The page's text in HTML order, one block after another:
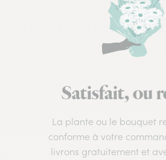
Satisfait, ou
La plante ou le bouquet
conforme à votre
livrons gratuitement et